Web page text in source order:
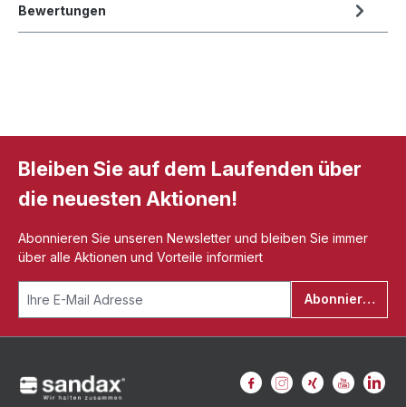
Bewertungen
Bleiben Sie auf dem Laufenden über
die neuesten Aktionen!
Abonnieren Sie unseren Newsletter und bleiben Sie immer
über alle Aktionen und Vorteile informiert
Abonnieren